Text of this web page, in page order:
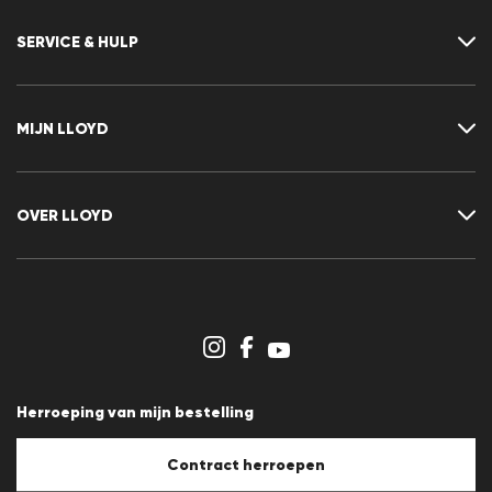
SERVICE & HULP
Maattabel
Retour
MIJN LLOYD
Nieuwsbrief
OVER LLOYD
Afdruk
Cookiebeleid
Herroeping van mijn bestelling
Contract herroepen